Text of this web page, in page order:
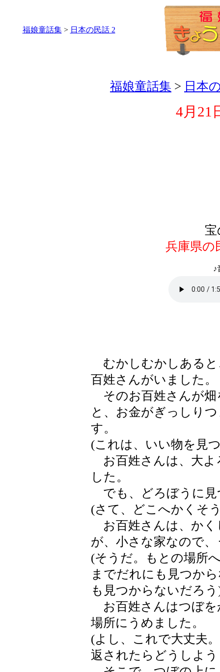
福娘童話集> 日本の民話 2
福娘童話集 > 日本
4月21
兵庫県の
♪
むかしむかしあると
百姓さんがいました。
そのお百姓さんが畑
と、お金がぎっしり
す。
(これは、いい物を見
お百姓さんは、大よ
した。
でも、どろぼうに見
(さて、どこへかくそ
お百姓さんは、かく
が、小さな家なので
(そうだ。もとの場所
までだれにも見つか
も見つからないだろ
お百姓さんはつぼを
場所にうめました。
(よし、これで大丈夫
返されたらどうしよう